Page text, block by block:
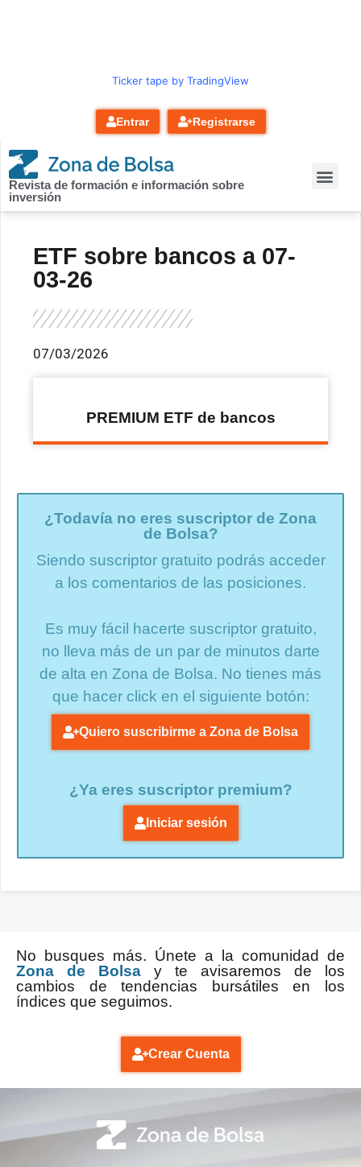
Ticker tape by TradingView
Entrar Registrarse
Revista de formación e información sobre
inversión
ETF sobre bancos a 07-
03-26
07/03/2026
PREMIUM ETF de bancos
¿Todavía no eres suscriptor de Zona
de Bolsa?
Siendo suscriptor gratuito podrás acceder
a los comentarios de las posiciones.
Es muy fácil hacerte suscriptor gratuito,
no lleva más de un par de minutos darte
de alta en Zona de Bolsa. No tienes más
que hacer click en el siguiente botón:
Quiero suscribirme a Zona de Bolsa
¿Ya eres suscriptor premium?
Iniciar sesión
No busques más. Únete a la comunidad de
Zona de Bolsa y te avisaremos de los
cambios de tendencias bursátiles en los
índices que seguimos.
Crear Cuenta